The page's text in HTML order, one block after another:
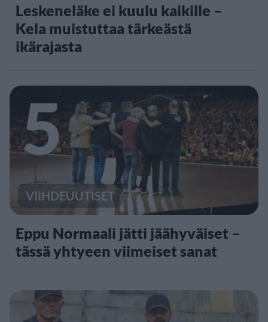
Leskeneläke ei kuulu kaikille –
Kela muistuttaa tärkeästä
ikärajasta
5
VIIHDEUUTISET
Eppu Normaali jätti jäähyväiset –
tässä yhtyeen viimeiset sanat